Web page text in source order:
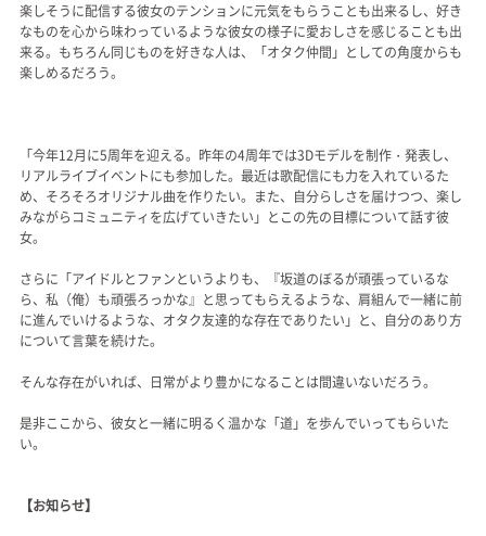
楽しそうに配信する彼女のテンションに元気をもらうことも出来るし、好き
なものを心から味わっているような彼女の様子に愛おしさを感じることも出
来る。もちろん同じものを好きな人は、「オタク仲間」としての角度からも
楽しめるだろう。
「今年12月に5周年を迎える。昨年の4周年では3Dモデルを制作・発表し、
リアルライブイベントにも参加した。最近は歌配信にも力を入れているた
め、そろそろオリジナル曲を作りたい。また、自分らしさを届けつつ、楽し
みながらコミュニティを広げていきたい」とこの先の目標について話す彼
女。
さらに「アイドルとファンというよりも、『坂道のぼるが頑張っているな
ら、私（俺）も頑張ろっかな』と思ってもらえるような、肩組んで一緒に前
に進んでいけるような、オタク友達的な存在でありたい」と、自分のあり方
について言葉を続けた。
そんな存在がいれば、日常がより豊かになることは間違いないだろう。
是非ここから、彼女と一緒に明るく温かな「道」を歩んでいってもらいた
い。
【お知らせ】